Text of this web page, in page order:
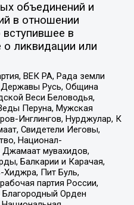
объединений и
в отношении
в
ликвидации или
ВЕК РА, Рада земли
Русь, Община
Веси Беловодья,
Перуна, Мужская
Инглингов, Нурджулар, К
Свидетели Иеговы,
Национал-
Джамаат мувахидов,
Балкарии и Карачая,
Пит Буль,
партия России,
Орден